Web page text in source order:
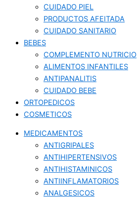
CUIDADO PIEL
PRODUCTOS AFEITADA
CUIDADO SANITARIO
BEBES
COMPLEMENTO NUTRICIO
ALIMENTOS INFANTILES
ANTIPANALITIS
CUIDADO BEBE
ORTOPEDICOS
COSMETICOS
MEDICAMENTOS
ANTIGRIPALES
ANTIHIPERTENSIVOS
ANTIHISTAMINICOS
ANTIINFLAMATORIOS
ANALGESICOS